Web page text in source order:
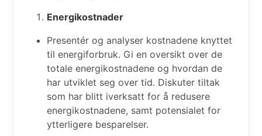
Energikostnader
Presentér og analyser kostnadene knyttet
til energiforbruk. Gi en oversikt over de
totale energikostnadene og hvordan de
har utviklet seg over tid. Diskuter tiltak
som har blitt iverksatt for å redusere
energikostnadene, samt potensialet for
ytterligere besparelser.